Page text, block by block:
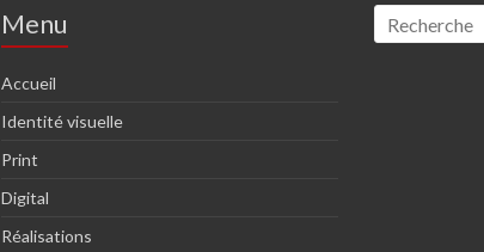
Menu
Accueil
Identité visuelle
Print
Digital
Réalisations